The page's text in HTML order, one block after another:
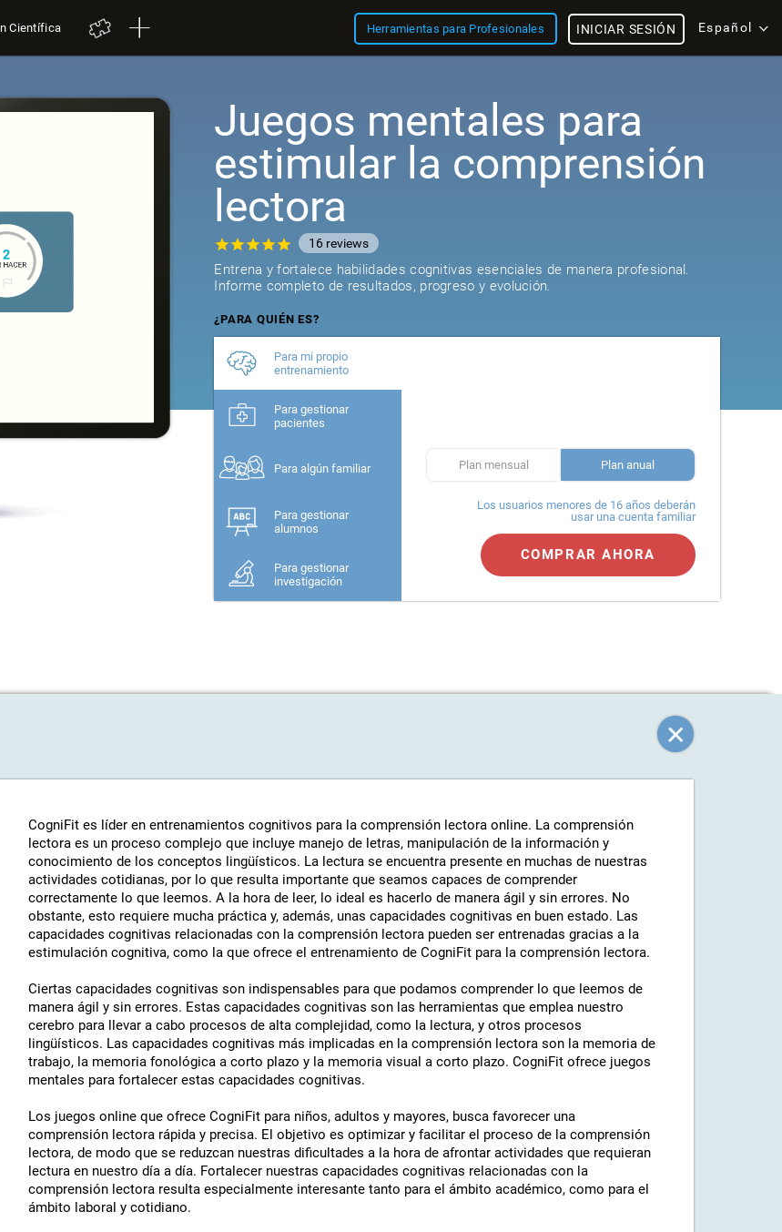
Científica Herramientas para Profesionales Español
INICIAR SESIÓN
Juegos mentales para
estimular la comprensión
lectora
16 reviews
Entrena y fortalece habilidades cognitivas esenciales de manera profesional.
Informe completo de resultados, progreso y evolución.
¿PARA QUIÉN ES?
Para mi propio
entrenamiento
Para gestionar
pacientes
Para algún familiar
Para gestionar
alumnos
Para gestionar
investigación
Plan mensual Plan anual
Los usuarios menores de 16 años deberán
usar una cuenta familiar
COMPRAR AHORA
CogniFit es líder en entrenamientos cognitivos para la comprensión lectora online. La comprensión
lectora es un proceso complejo que incluye manejo de letras, manipulación de la información y
conocimiento de los conceptos lingüísticos. La lectura se encuentra presente en muchas de nuestras
actividades cotidianas, por lo que resulta importante que seamos capaces de comprender
correctamente lo que leemos. A la hora de leer, lo ideal es hacerlo de manera ágil y sin errores. No
obstante, esto requiere mucha práctica y, además, unas capacidades cognitivas en buen estado. Las
capacidades cognitivas relacionadas con la comprensión lectora pueden ser entrenadas gracias a la
estimulación cognitiva, como la que ofrece el entrenamiento de CogniFit para la comprensión lectora.
Ciertas capacidades cognitivas son indispensables para que podamos comprender lo que leemos de
manera ágil y sin errores. Estas capacidades cognitivas son las herramientas que emplea nuestro
cerebro para llevar a cabo procesos de alta complejidad, como la lectura, y otros procesos
lingüísticos. Las capacidades cognitivas más implicadas en la comprensión lectora son la memoria de
trabajo, la memoria fonológica a corto plazo y la memoria visual a corto plazo. CogniFit ofrece juegos
mentales para fortalecer estas capacidades cognitivas.
Los juegos online que ofrece CogniFit para niños, adultos y mayores, busca favorecer una
comprensión lectora rápida y precisa. El objetivo es optimizar y facilitar el proceso de la comprensión
lectora, de modo que se reduzcan nuestras dificultades a la hora de afrontar actividades que requieran
lectura en nuestro día a día. Fortalecer nuestras capacidades cognitivas relacionadas con la
comprensión lectora resulta especialmente interesante tanto para el ámbito académico, como para el
ámbito laboral y cotidiano.